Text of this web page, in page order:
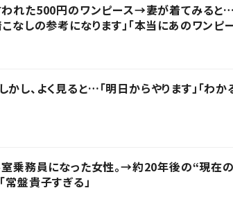
言われた500円のワンピース→妻が着てみ
こなしの参考になります」「本当にあのワンピー
し、よく見ると…「明日からやります」「わか
乗務員になった女性。→約20年後の“現在
常盤貴子すぎる」